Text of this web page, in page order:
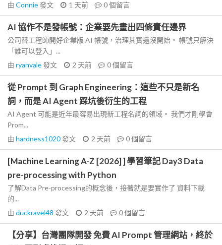
由 Connie發文 1 天前 0個留言
AI 協作不是發帳號：企業要先畫出四條責任邊界
公司替工程師開好企業版 AI 帳號，治理其實還沒開始。 帳號只解決
「誰可以登入」...
由 ryanvale發文 2 天前 0個留言
從 Prompt 到 Graph Engineering：這些不只是新名
詞，而是 AI Agent 踩坑後衍生的工程
AI Agent 可能是近年最容易出現新工程名詞的領域。 我們才剛學會
Prom...
由 hardness1020發文 2 天前 0個留言
[Machine Learning A-Z [2026] ] 學習筆記 Day3 Data
pre-processing with Python
了解Data Pre-processing的概念後，接著就是要實作了 資料下載
的...
由 duckravel48 發文 2 天前 0個留言
【分享】台灣團隊開發 免費 AI Prompt 管理網站，終於